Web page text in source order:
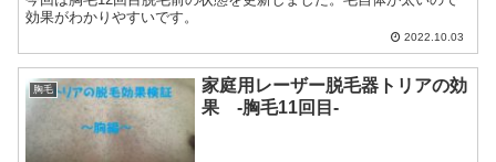
効果がわかりやすいです。
2022.10.03
胸毛
家庭用レーザー脱毛器トリアの効
果 -胸毛11回目-